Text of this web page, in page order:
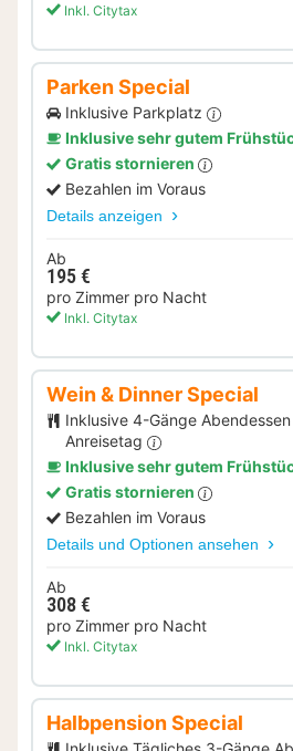
Inkl. Citytax
Parken Special
Inklusive Parkplatz
Inklusive sehr gutem
Gratis stornieren
Bezahlen im Voraus
Details anzeigen
Ab
195 €
pro Zimmer pro Nacht
Inkl. Citytax
Wein & Dinner Special
Inklusive 4-Gänge Abendessen
Anreisetag
Inklusive sehr gutem
Gratis stornieren
Bezahlen im Voraus
Details und Optionen ansehen
Ab
308 €
pro Zimmer pro Nacht
Inkl. Citytax
Halbpension Special